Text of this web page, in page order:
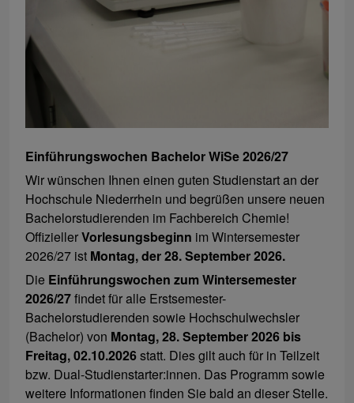
Einführungswochen Bachelor WiSe 2026/27
Wir wünschen Ihnen einen guten Studienstart an der
Hochschule Niederrhein und begrüßen unsere neuen
Bachelorstudierenden im Fachbereich Chemie!
OffiziellerVorlesungsbeginn im Wintersemester
2026/27 ist Montag, der 28. September 2026.
Die Einführungswochen zum Wintersemester
2026/27findet für alle Erstsemester-
Bachelorstudierenden sowie Hochschulwechsler
(Bachelor) von Montag, 28. September 2026 bis
Freitag, 02.10.2026statt. Dies gilt auch für in Teilzeit
bzw. Dual-Studienstarter:innen. Das Programm sowie
weitere Informationen finden Sie bald an dieser Stelle.